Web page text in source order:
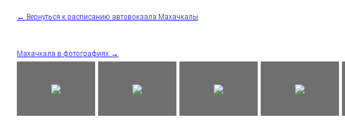
← Вернуться к расписанию автовокзала Махачкалы
Махачкала в фотографиях →